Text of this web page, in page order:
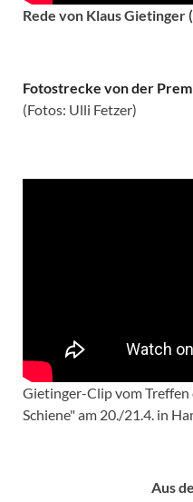
Rede von Klaus Gietinger
Fotostrecke von der
(Fotos: Ulli Fetzer)
Gietinger-Clip vom
Schiene" am 20./21.4. in
Aus